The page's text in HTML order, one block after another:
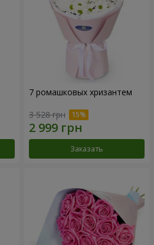
7 ромашковых хризантем
3 528 грн
Заказать